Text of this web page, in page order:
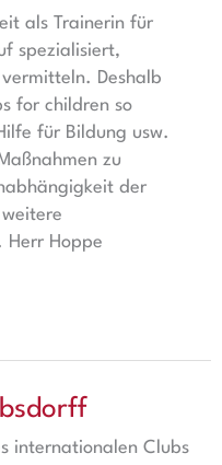
als Trainerin für
spezialisiert,
Deshalb
for children so
für Bildung usw.
zu
der
Herr Hoppe
internationalen Clubs